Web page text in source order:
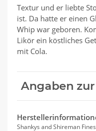
Textur und er liebte
ist. Da hatte er einen
Whip war geboren.
Likör ein köstliches
mit Cola.
Angaben
Shankys and Shireman